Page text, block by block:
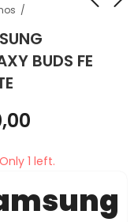
BUDS FE
SIDE 16 PIES P520SBC
$900,00
DUAL BAND AC10
1 left.